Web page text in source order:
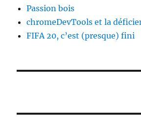
Passion bois
chromeDevTools et la
FIFA 20, c’est (presque) fini